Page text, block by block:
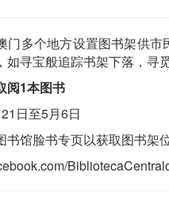
门多个地方设置图书架供
如寻宝般追踪书架下落，寻
阅1本图书
日至5月6日
书馆脸书专页以获取图书架